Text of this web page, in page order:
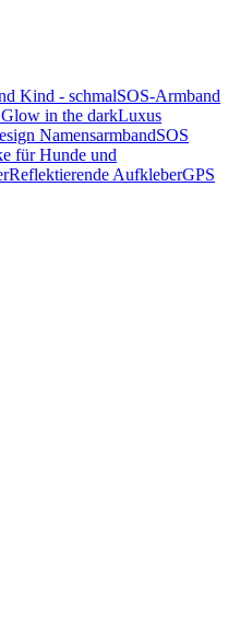
Kind - schmalSOS-Armband
in the darkLuxus
NamensarmbandSOS
für Hunde und
Reflektierende AufkleberGPS